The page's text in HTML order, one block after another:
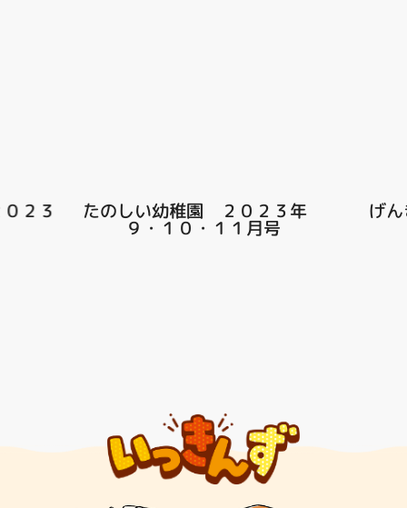
のしい幼稚園 ２０２３年
９・１０・１１月号
げんき ２０２